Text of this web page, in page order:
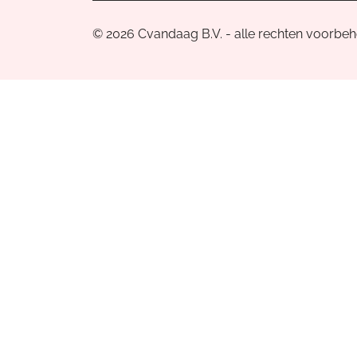
© 2026 Cvandaag B.V. - alle rechten